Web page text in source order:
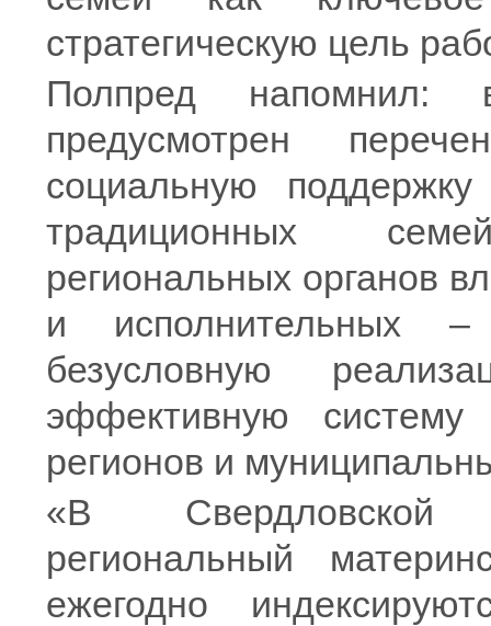
стратегическую цель
Полпред напомнил:
предусмотрен
социальную
традиционных
региональных органов
и исполнительных
безусловную
эффективную
регионов и
«В Свердловской
региональный
ежегодно